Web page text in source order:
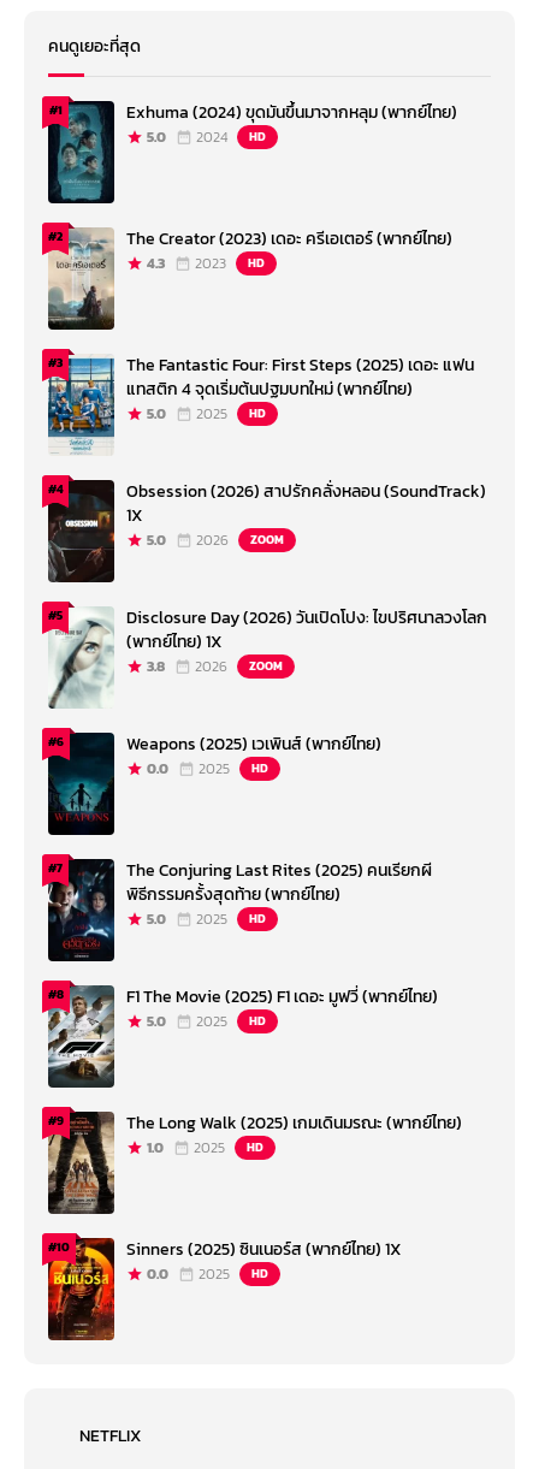
คนดูเยอะที่สุด
#1 Exhuma (2024) ขุดมันขึ้นมาจากหลุม (พากย์ไทย)
5.0 2024 HD
#2 The Creator (2023) เดอะ ครีเอเตอร์ (พากย์ไทย)
4.3 2023 HD
#3
The Fantastic Four: First Steps (2025) เดอะ แฟน
แทสติก 4 จุดเริ่มต้นปฐมบทใหม่ (พากย์ไทย)
5.0 2025 HD
#4
Obsession (2026) สาปรักคลั่งหลอน (SoundTrack)
1X
5.0 2026 ZOOM
#5
Disclosure Day (2026) วันเปิดโปง: ไขปริศนาลวงโลก
(พากย์ไทย) 1X
3.8 2026 ZOOM
#6 Weapons (2025) เวเพินส์ (พากย์ไทย)
0.0 2025 HD
#7
The Conjuring Last Rites (2025) คนเรียกผี
พิธีกรรมครั้งสุดท้าย (พากย์ไทย)
5.0 2025 HD
#8 F1 The Movie (2025) F1 เดอะ มูฟวี่ (พากย์ไทย)
5.0 2025 HD
#9 The Long Walk (2025) เกมเดินมรณะ (พากย์ไทย)
1.0 2025 HD
#10 Sinners (2025) ซินเนอร์ส (พากย์ไทย) 1X
0.0 2025 HD
NETFLIX